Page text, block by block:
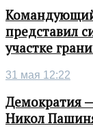
представил
участке
31 мая 12:22
Демократия
Никол